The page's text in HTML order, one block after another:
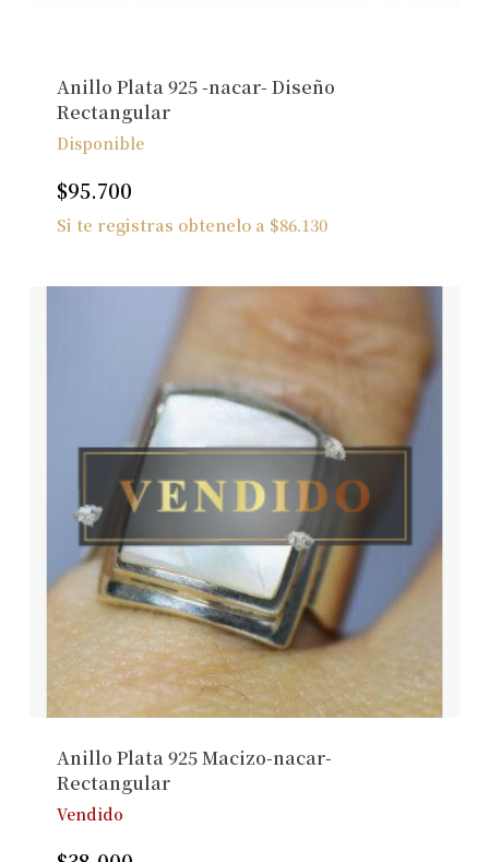
No hay productos en el carrito.
Ver Joyas
Anillo Plata 925 -nacar- Diseño
Rectangular
Disponible
$95.700
Si te registras obtenelo a $86.130
Anillo Plata 925 Macizo-nacar-
Rectangular
Vendido